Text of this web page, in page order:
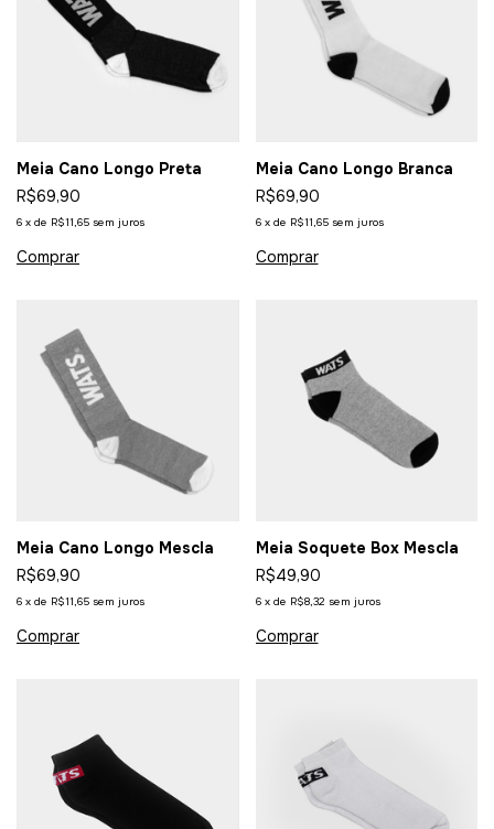
Meia Cano Longo Preta
R$69,90
6 x de R$11,65 sem juros
Meia Cano Longo Branca
R$69,90
6 x de R$11,65 sem juros
Meia Cano Longo Mescla
R$69,90
6 x de R$11,65 sem juros
Meia Soquete Box Mescla
R$49,90
6 x de R$8,32 sem juros